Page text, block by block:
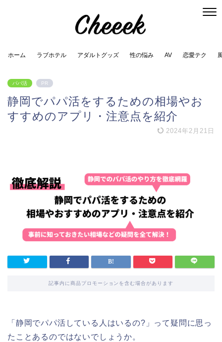
ホーム ラブホテル アダルトグッズ 性の悩み AV 恋愛テク
パパ活 PR
静岡でパパ活をするための相場やお
すすめのアプリ・注意点を紹介
2024年2月21日
記事内に商品プロモーションを含む場合があります
「静岡でパパ活している人はいるの?」って疑問に思っ
たことあるのではないでしょうか。